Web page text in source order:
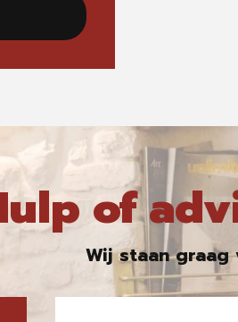
of
Wij staan